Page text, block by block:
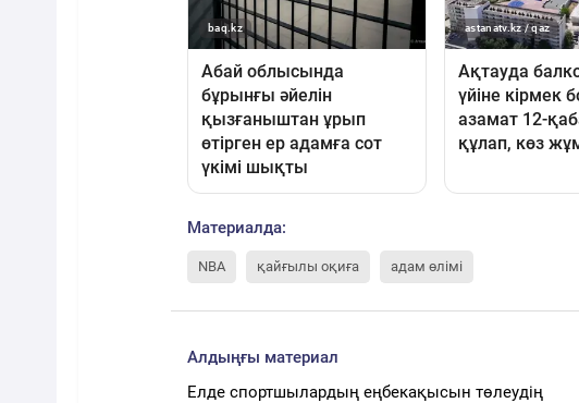
Материалда:
NBA қайғылы оқиға адам өлімі
Алдыңғы материал
Елде спортшылардың еңбекақысын төлеудің